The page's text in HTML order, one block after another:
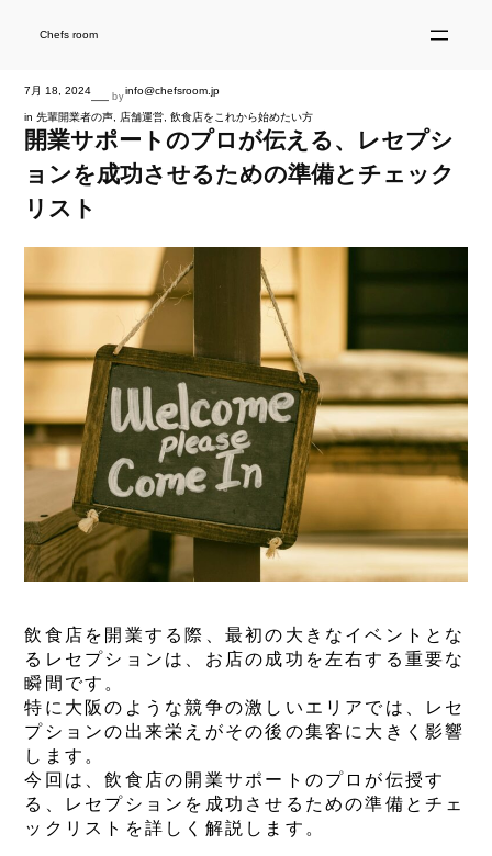
Chefs room
7月 18, 2024— byinfo@chefsroom.jp
in先輩開業者の声 店舗運営 , 飲食店をこれから始めたい方
開業サポートのプロが伝える、レセプシ
ョンを成功させるための準備とチェック
リスト
飲食店を開業する際、最初の大きなイベントとな
るレセプションは、お店の成功を左右する重要な
瞬間です。
特に大阪のような競争の激しいエリアでは、レセ
プションの出来栄えがその後の集客に大きく影響
します。
今回は、飲食店の開業サポートのプロが伝授す
る、レセプションを成功させるための準備とチェ
ックリストを詳しく解説します。